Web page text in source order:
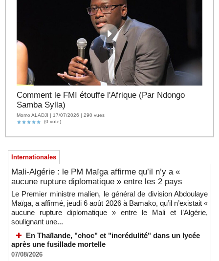
Comment le FMI étouffe l'Afrique (Par Ndongo
Samba Sylla)
Momo ALADJI | 17/07/2026 | 290 vues
(0 vote)
Internationales
Mali-Algérie : le PM Maïga affirme qu’il n’y a «
aucune rupture diplomatique » entre les 2 pays
Le Premier ministre malien, le général de division Abdoulaye
Maïga, a affirmé, jeudi 6 août 2026 à Bamako, qu’il n’existait «
aucune rupture diplomatique » entre le Mali et l’Algérie,
soulignant une...
En Thaïlande, "choc" et "incrédulité" dans un lycée
après une fusillade mortelle
07/08/2026